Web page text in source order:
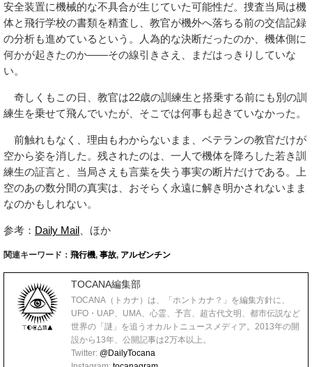
安全装置に機械的な不具合が生じていた可能性だ。捜査当局は機
体と飛行学校の書類を精査し、教官が機外へ落ちる前の交信記録
の分析も進めているという。人為的な決断だったのか、機体側に
何かが起きたのか——その線引きさえ、まだはっきりしていな
い。
奇しくもこの日、教官は22歳の訓練生と搭乗する前にも別の訓
練生を乗せて飛んでいたが、そこでは何事も起きていなかった。
前触れもなく、理由もわからないまま、ベテランの教官だけが
空から姿を消した。残されたのは、一人で機体を降ろした若き訓
練生の証言と、当局さえも言葉を失う事実の断片だけである。上
空のあの数分間の真実は、おそらく永遠に解き明かされないまま
なのかもしれない。
参考： Daily Mail 、ほか
関連キーワード： 飛行機, 事故, アルゼンチン
TOCANA編集部
TOCANA（トカナ）は、「ホントカナ？」を編集方針に、
UFO・UAP、UMA、心霊、予言、超古代文明、都市伝説など
世界の「謎」を追うオカルトニュースメディア。2013年の開
設から13年、公開記事は2万本以上。
Twitter: @DailyTocana